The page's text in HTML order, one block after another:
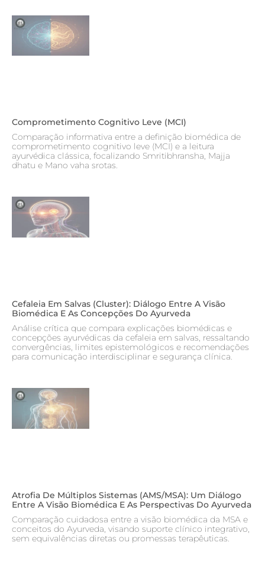
Comprometimento Cognitivo Leve (MCI)
Comparação informativa entre a definição biomédica de
comprometimento cognitivo leve (MCI) e a leitura
ayurvédica clássica, focalizando Smritibhransha, Majja
dhatu e Mano vaha srotas.
Cefaleia Em Salvas (cluster): Diálogo Entre A Visão
Biomédica E As Concepções Do Ayurveda
Análise crítica que compara explicações biomédicas e
concepções ayurvédicas da cefaleia em salvas, ressaltando
convergências, limites epistemológicos e recomendações
para comunicação interdisciplinar e segurança clínica.
Atrofia De Múltiplos Sistemas (AMS/MSA): Um Diálogo
Entre A Visão Biomédica E As Perspectivas Do Ayurveda
Comparação cuidadosa entre a visão biomédica da MSA e
conceitos do Ayurveda, visando suporte clínico integrativo,
sem equivalências diretas ou promessas terapêuticas.